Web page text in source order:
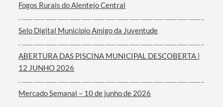
Categorias gerais
Filtros
Fogos Rurais do Alentejo Central
Selo Digital Município Amigo da Juventude
ABERTURA DAS PISCINA MUNICIPAL DESCOBERTA |
12 JUNHO 2026
Mercado Semanal – 10 de junho de 2026